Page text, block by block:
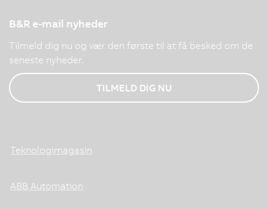
B&R e-mail nyheder
Tilmeld dig nu og vær den første til at få besked om de
seneste nyheder.
TILMELD DIG NU
Teknologimagasin
ABB Automation